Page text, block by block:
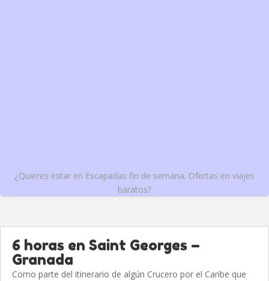
¿Quieres estar en Escapadas fin de semana. Ofertas en viajes
baratos?
6 horas en Saint Georges –
Granada
Como parte del itinerario de algún Crucero por el Caribe que